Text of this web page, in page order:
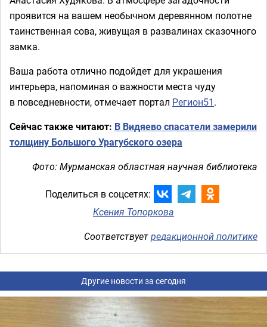
проявится на вашем необычном деревянном полотне
таинственная сова, живущая в развалинах сказочного
замка.
Ваша работа отлично подойдет для украшения
интерьера, напоминая о важности места чуду
в повседневности, отмечает портал Регион51.
Сейчас также читают: В Видяево спасатели замерили
толщину Большого Урагубского озера
Фото: Мурманская областная научная библиотека
Поделиться в соцсетях:
Ксения Топоркова
Соответствуетредакционной политике
Другие новости за сегодня